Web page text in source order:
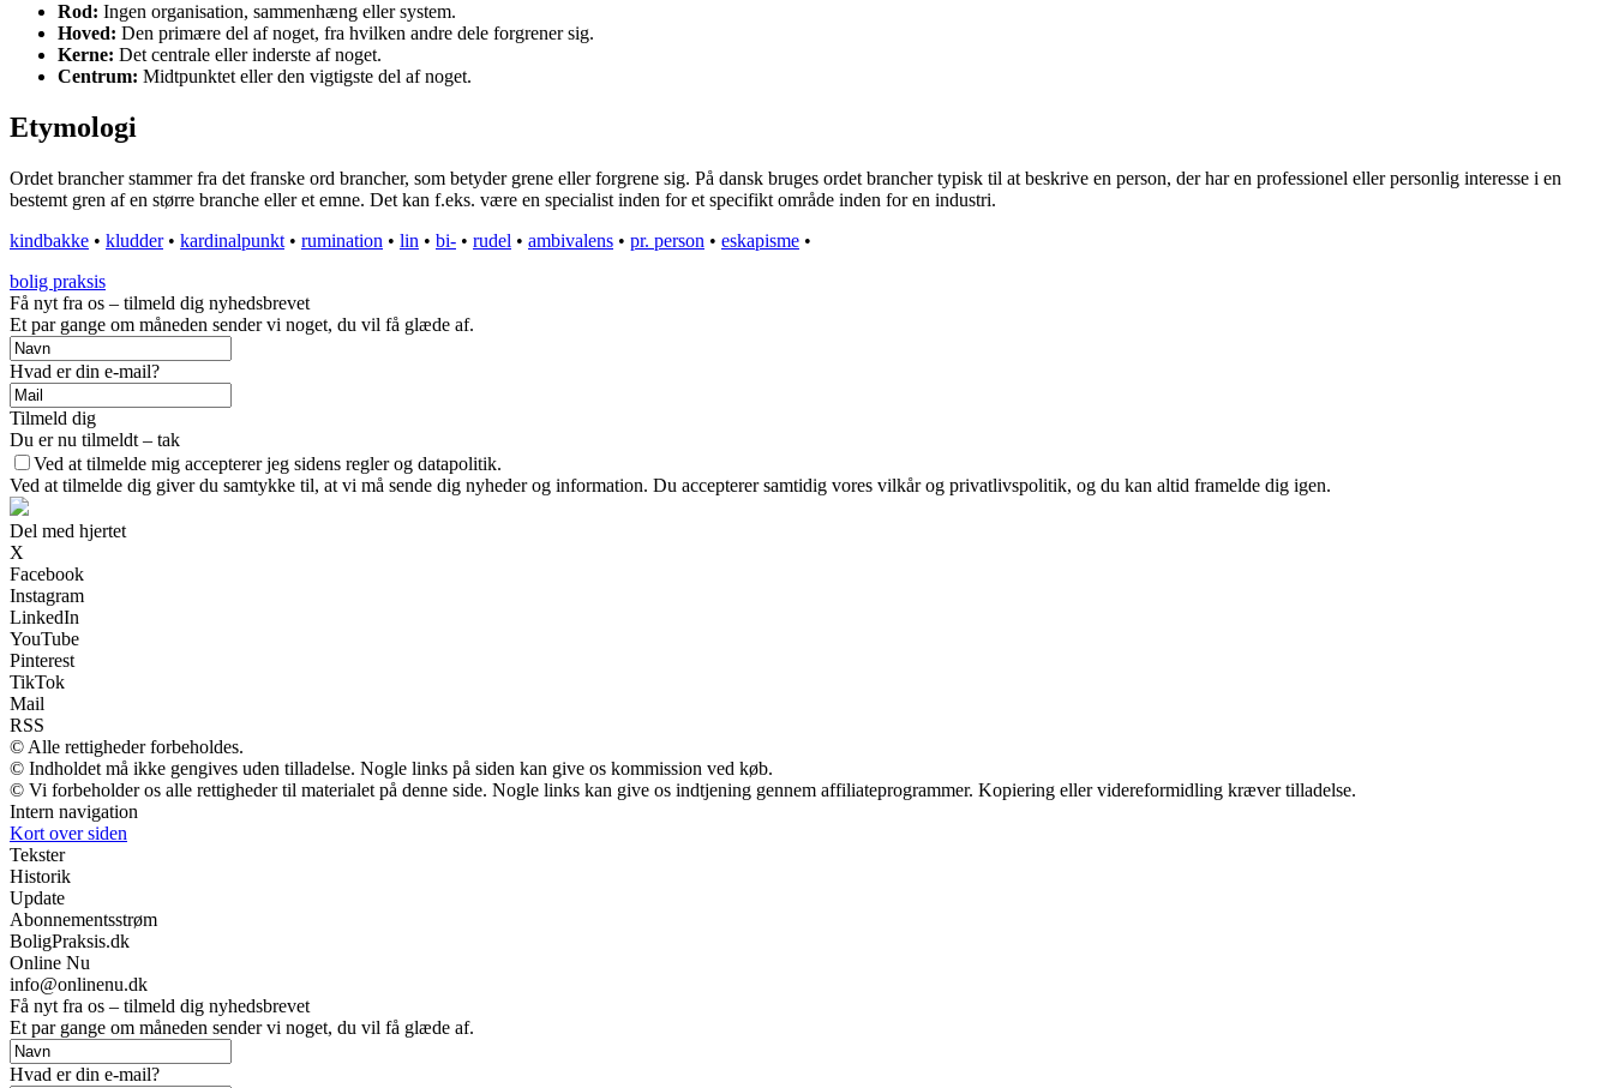
Rod: Ingen organisation, sammenhæng eller system.
Hoved: Den primære del af noget, fra hvilken andre dele forgrener sig.
Kerne: Det centrale eller inderste af noget.
Centrum: Midtpunktet eller den vigtigste del af noget.
Etymologi
Ordet brancher stammer fra det franske ord brancher, som betyder grene eller forgrene sig. På dansk bruges ordet brancher typisk til at beskrive en person, der har en professionel eller personlig interesse i en
bestemt gren af en større branche eller et emne. Det kan f.eks. være en specialist inden for et specifikt område inden for en industri.
kindbakke • kludder• kardinalpunkt • rumination • lin • bi- • rudel • ambivalens • pr. person • eskapisme •
bolig praksis
Få nyt fra os – tilmeld dig nyhedsbrevet
Et par gange om måneden sender vi noget, du vil få glæde af.
Hvad er din e-mail?
Tilmeld dig
Du er nu tilmeldt – tak
Ved at tilmelde mig accepterer jeg sidens regler og datapolitik.
Ved at tilmelde dig giver du samtykke til, at vi må sende dig nyheder og information. Du accepterer samtidig vores vilkår og privatlivspolitik, og du kan altid framelde dig igen.
Del med hjertet
X
Facebook
Instagram
LinkedIn
YouTube
Pinterest
TikTok
Mail
RSS
© Alle rettigheder forbeholdes.
© Indholdet må ikke gengives uden tilladelse. Nogle links på siden kan give os kommission ved køb.
© Vi forbeholder os alle rettigheder til materialet på denne side. Nogle links kan give os indtjening gennem affiliateprogrammer. Kopiering eller videreformidling kræver tilladelse.
Intern navigation
Kort over siden
Tekster
Historik
Update
Abonnementsstrøm
BoligPraksis.dk
Online Nu
info@onlinenu.dk
Få nyt fra os – tilmeld dig nyhedsbrevet
Et par gange om måneden sender vi noget, du vil få glæde af.
Hvad er din e-mail?